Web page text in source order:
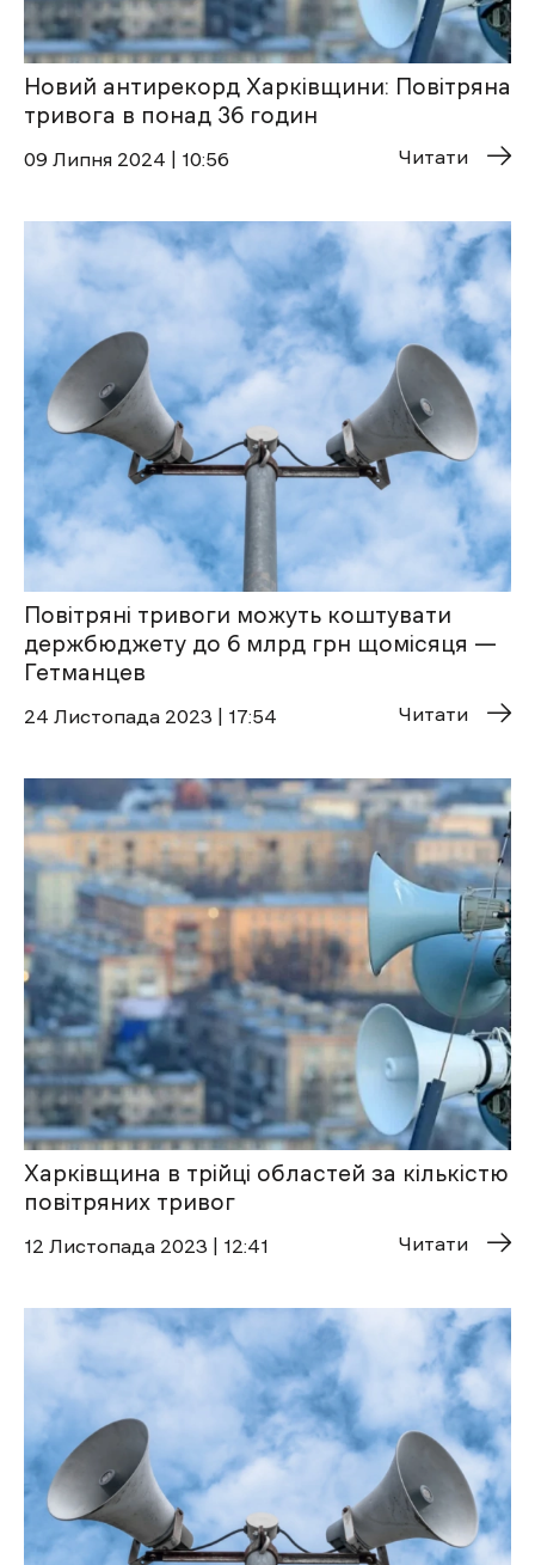
Новий антирекорд Харківщини: Повітряна
тривога в понад 36 годин
09 Липня 2024 | 10:56 Читати
Повітряні тривоги можуть коштувати
держбюджету до 6 млрд грн щомісяця —
Гетманцев
24 Листопада 2023 | 17:54 Читати
Харківщина в трійці областей за кількістю
повітряних тривог
12 Листопада 2023 | 12:41 Читати